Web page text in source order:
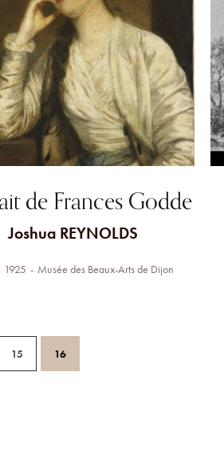
de Frances Godde
Joshua REYNOLDS
1925 Musée des Beaux-Arts de Dijon
15 16